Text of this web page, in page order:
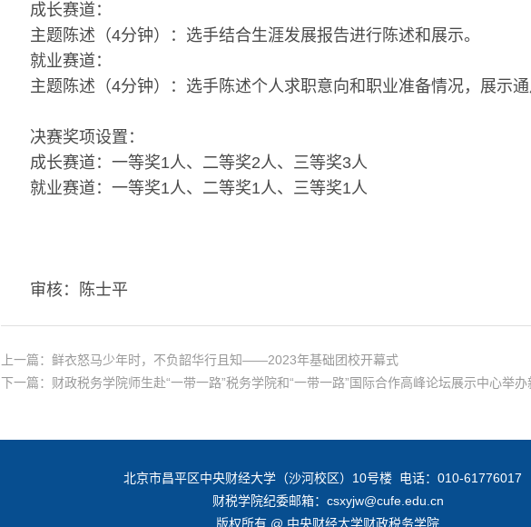
成长赛道：
主题陈述（4分钟）：选手结合生涯发展报告进行陈述和展示。
就业赛道：
主题陈述（4分钟）：选手陈述个人求职意向和职业准备情况，展示
决赛奖项设置：
成长赛道：一等奖1人、二等奖2人、三等奖3人
就业赛道：一等奖1人、二等奖1人、三等奖1人
审核：陈士平
上一篇： 鲜衣怒马少年时，不负韶华行且知——2023年基础团校开幕式
下一篇： 财政税务学院师生赴“一带一路”税务学院和“一带一路”国际合作高峰论坛展示中心举
北京市昌平区中央财经大学（沙河校区）10号楼 电话：010-
财税学院纪委邮箱：csxyjw@cufe.edu.cn
版权所有 @ 中央财经大学财政税务学院